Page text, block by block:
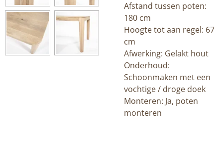
Afstand tussen poten:
180 cm
Hoogte tot aan regel: 67
cm
Afwerking: Gelakt hout
Onderhoud:
Schoonmaken met een
vochtige / droge doek
Monteren: Ja, poten
monteren